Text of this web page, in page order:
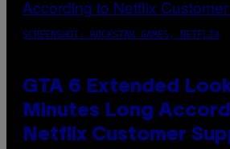
SCREENSHOT: ROCKSTAR GAMES, NETFLIX
GTA 6 Extended
Minutes Long
Netflix Customer